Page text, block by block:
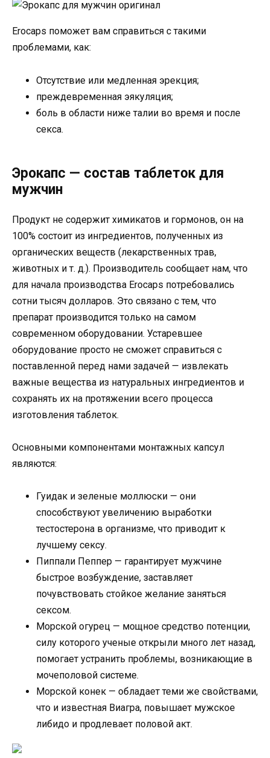
Erocaps поможет вам справиться с такими
проблемами, как:
Отсутствие или медленная эрекция;
преждевременная эякуляция;
боль в области ниже талии во время и после
секса.
Эрокапс — состав таблеток для
мужчин
Продукт не содержит химикатов и гормонов, он на
100% состоит из ингредиентов, полученных из
органических веществ (лекарственных трав,
животных и т. д.). Производитель сообщает нам, что
для начала производства Erocaps потребовались
сотни тысяч долларов. Это связано с тем, что
препарат производится только на самом
современном оборудовании. Устаревшее
оборудование просто не сможет справиться с
поставленной перед нами задачей — извлекать
важные вещества из натуральных ингредиентов и
сохранять их на протяжении всего процесса
изготовления таблеток.
Основными компонентами монтажных капсул
являются:
Гуидак и зеленые моллюски — они
способствуют увеличению выработки
тестостерона в организме, что приводит к
лучшему сексу.
Пиппали Пеппер — гарантирует мужчине
быстрое возбуждение, заставляет
почувствовать стойкое желание заняться
сексом.
Морской огурец — мощное средство потенции,
силу которого ученые открыли много лет назад,
помогает устранить проблемы, возникающие в
мочеполовой системе.
Морской конек — обладает теми же свойствами,
что и известная Виагра, повышает мужское
либидо и продлевает половой акт.